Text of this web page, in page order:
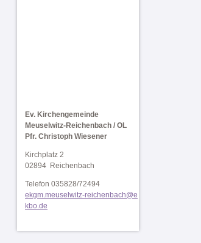
Ev. Kirchengemeinde
Meuselwitz-Reichenbach / OL
Pfr. Christoph Wiesener
Kirchplatz 2
02894 Reichenbach
Telefon 035828/72494
ekgm.meuselwitz-reichenbach@e
kbo.de